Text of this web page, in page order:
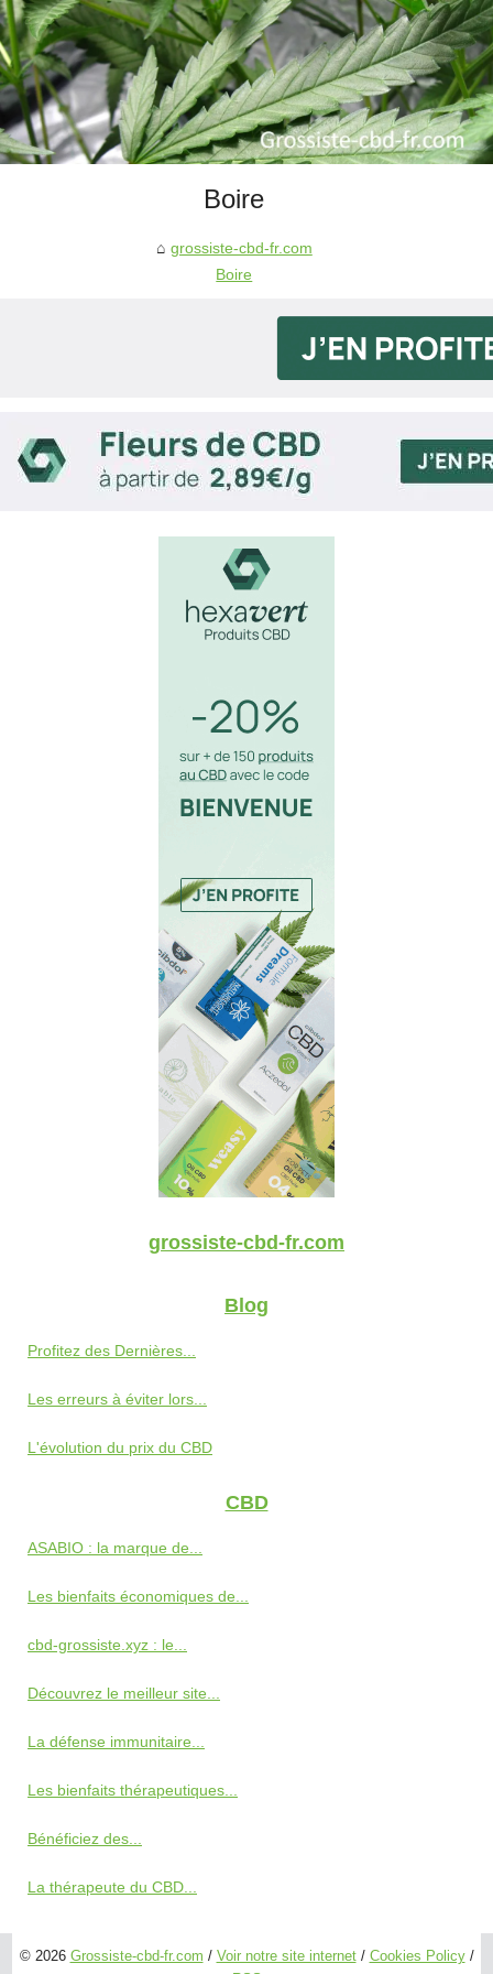
Boire
grossiste-cbd-fr.com
Boire
grossiste-cbd-fr.com
Blog
Profitez des Dernières...
Les erreurs à éviter lors...
L'évolution du prix du CBD
CBD
ASABIO : la marque de...
Les bienfaits économiques de...
cbd-grossiste.xyz : le...
Découvrez le meilleur site...
La défense immunitaire...
Les bienfaits thérapeutiques...
Bénéficiez des...
La thérapeute du CBD...
© 2026 Grossiste-cbd-fr.com / Voir notre site internet/ Cookies Policy/